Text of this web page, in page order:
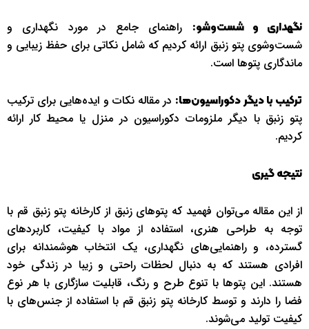
نگهداری و شست‌وشو: راهنمای جامع در مورد نگهداری و
شست‌وشوی پتو زنبق ارائه کردیم که شامل نکاتی برای حفظ زیبایی و
ماندگاری پتوها است.
ترکیب با دیگر دکوراسیون‌ها: در مقاله نکات و ایده‌هایی برای ترکیب
پتو زنبق با دیگر ملزومات دکوراسیون در منزل یا محیط کار ارائه
کردیم.
نتیجه گیری
از این مقاله می‌توان فهمید که پتوهای زنبق از کارخانه پتو زنبق قم با
توجه به طراحی هنری، استفاده از مواد با کیفیت، کاربردهای
گسترده، و راهنمایی‌های نگهداری، یک انتخاب هوشمندانه برای
افرادی هستند که به دنبال لحظات راحتی و زیبا در زندگی خود
هستند. این پتوها با تنوع طرح و رنگ، قابلیت سازگاری با هر نوع
فضا را دارند و توسط کارخانه پتو زنبق قم با استفاده از جنس‌های با
کیفیت تولید می‌شوند.